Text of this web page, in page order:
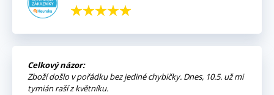
Celkový názor:
Zboží došlo v pořádku bez jediné chybičky. Dnes, 10.5. už mi
tymián raší z květníku.